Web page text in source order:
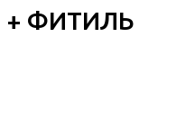
+ ФИТИЛЬ